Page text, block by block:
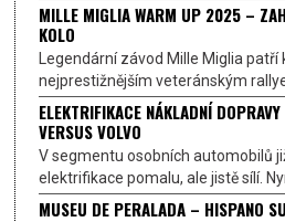
MILLE MIGLIA WARM UP 2025 –
KOLO
Legendární závod Mille Miglia patří
nejprestižnějším veteránským
ELEKTRIFIKACE NÁKLADNÍ
VERSUS VOLVO
V segmentu osobních automobilů
elektrifikace pomalu, ale jistě sílí.
MUSEU DE PERALADA – HISPANO